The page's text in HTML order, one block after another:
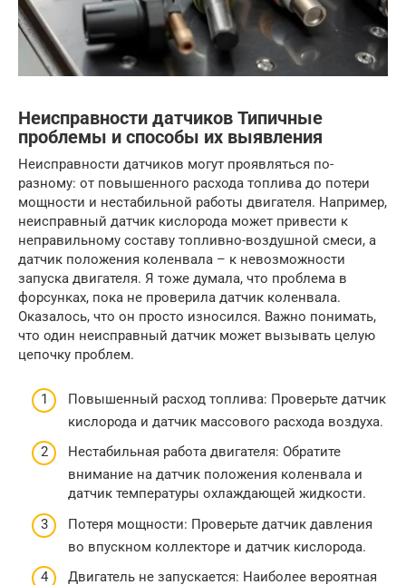
Неисправности датчиков Типичные
проблемы и способы их выявления
Неисправности датчиков могут проявляться по-
разному: от повышенного расхода топлива до потери
мощности и нестабильной работы двигателя. Например,
неисправный датчик кислорода может привести к
неправильному составу топливно-воздушной смеси, а
датчик положения коленвала – к невозможности
запуска двигателя. Я тоже думала, что проблема в
форсунках, пока не проверила датчик коленвала.
Оказалось, что он просто износился. Важно понимать,
что один неисправный датчик может вызывать целую
цепочку проблем.
Повышенный расход топлива: Проверьте датчик
кислорода и датчик массового расхода воздуха.
Нестабильная работа двигателя: Обратите
внимание на датчик положения коленвала и
датчик температуры охлаждающей жидкости.
Потеря мощности: Проверьте датчик давления
во впускном коллекторе и датчик кислорода.
Двигатель не запускается: Наиболее вероятная